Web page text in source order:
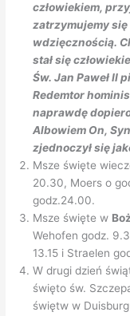
człowiekiem,
zatrzymujemy
wdzięcznością.
stał się
Św. Jan Paweł II
Redemtor
naprawdę
Albowiem On,
zjednoczył się
Msze święte
20.30, Moers o
godz.24.00.
Msze święte w
Wehofen godz.
13.15 i Straelen
W drugi dzień
święto św.
świętw w